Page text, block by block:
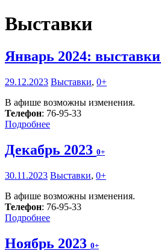
Выставки
Январь 2024: выставки
29.12.2023 Выставки, 0+
В афише возможны изменения.
Телефон: 76-95-33
Подробнее
Декабрь 2023 0+
30.11.2023 Выставки, 0+
В афише возможны изменения.
Телефон: 76-95-33
Подробнее
Ноябрь 2023 0+